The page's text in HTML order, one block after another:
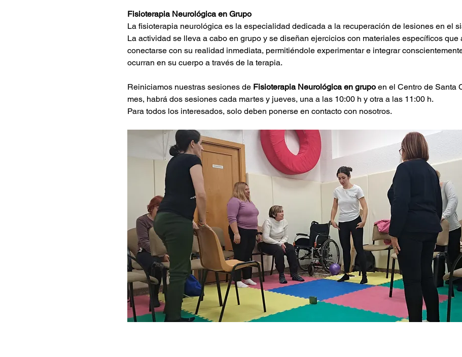
Fisioterapia Neurológica en Grupo
La fisioterapia neurológica es la especialidad dedicada a la recuperación de lesiones en el
La actividad se lleva a cabo en grupo y se diseñan ejercicios con materiales específicos que
conectarse con su realidad inmediata, permitiéndole experimentar e integrar
ocurran en su cuerpo a través de la terapia.
Reiniciamos nuestras sesiones de Fisioterapia Neurológica en grupo en el Centro de Santa
mes, habrá dos sesiones cada martes y jueves, una a las 10:00 h y otra a las 11:00 h.
Para todos los interesados, solo deben ponerse en contacto con nosotros.